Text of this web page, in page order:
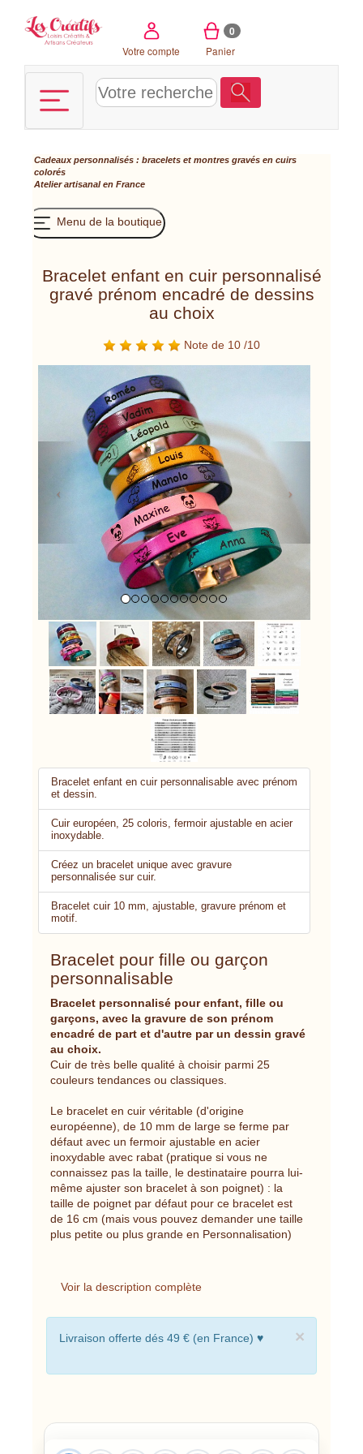
Votre compte
0
Panier
Cadeaux personnalisés : bracelets et montres gravés en cuirs
colorés
Atelier artisanal en France
Menu de la boutique
Bracelet enfant en cuir personnalisé
gravé prénom encadré de dessins
au choix
Note de 10 /10
Previous
Bracelet enfant en cuir personnalisable avec prénom
et dessin.
Cuir européen, 25 coloris, fermoir ajustable en acier
inoxydable.
Créez un bracelet unique avec gravure
personnalisée sur cuir.
Bracelet cuir 10 mm, ajustable, gravure prénom et
motif.
Bracelet pour fille ou garçon
personnalisable
Bracelet personnalisé pour enfant, fille ou
garçons, avec la gravure de son prénom
encadré de part et d'autre par un dessin gravé
au choix.
Cuir de très belle qualité à choisir parmi 25
couleurs tendances ou classiques.
Le bracelet en cuir véritable (d'origine
européenne), de 10 mm de large se ferme par
défaut avec un fermoir ajustable en acier
inoxydable avec rabat (pratique si vous ne
connaissez pas la taille, le destinataire pourra lui-
même ajuster son bracelet à son poignet) : la
taille de poignet par défaut pour ce bracelet est
de 16 cm (mais vous pouvez demander une taille
plus petite ou plus grande en Personnalisation)
Voir la description complète
×
Livraison offerte dés 49 € (en France) ♥